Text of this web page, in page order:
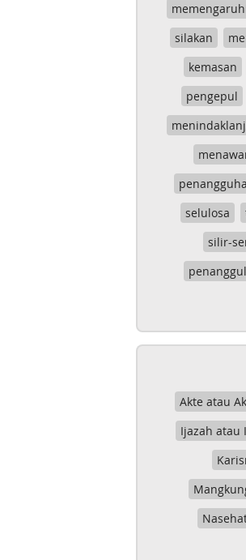
silakan
kemasan
pengepul
selulosa
silir-
Akte atau
Ijazah atau